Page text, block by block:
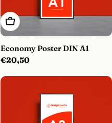
In Den Warenkorb
Economy Poster DIN A1
Regulärer
€20,50